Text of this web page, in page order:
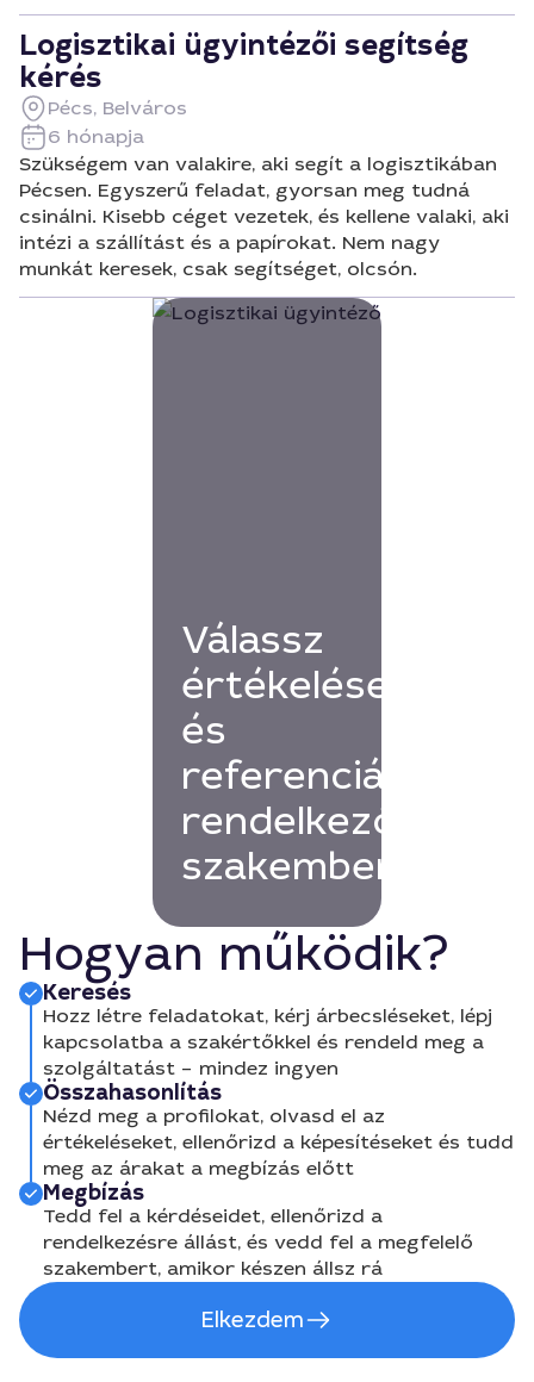
Logisztikai ügyintézői segítség
kérés
Pécs, Belváros
6 hónapja
Szükségem van valakire, aki segít a logisztikában
Pécsen. Egyszerű feladat, gyorsan meg tudná
csinálni. Kisebb céget vezetek, és kellene valaki, aki
intézi a szállítást és a papírokat. Nem nagy
munkát keresek, csak segítséget, olcsón.
Válassz
értékelésekkel
és
referenciákkal
rendelkező
szakembert!
Hogyan működik?
Keresés
Hozz létre feladatokat, kérj árbecsléseket, lépj
kapcsolatba a szakértőkkel és rendeld meg a
szolgáltatást – mindez ingyen
Összahasonlítás
Nézd meg a profilokat, olvasd el az
értékeléseket, ellenőrizd a képesítéseket és tudd
meg az árakat a megbízás előtt
Megbízás
Tedd fel a kérdéseidet, ellenőrizd a
rendelkezésre állást, és vedd fel a megfelelő
szakembert, amikor készen állsz rá
Elkezdem